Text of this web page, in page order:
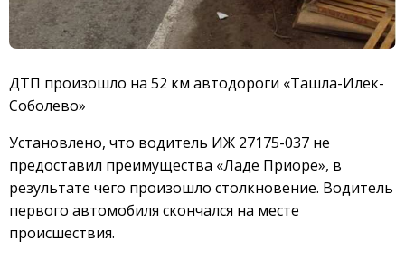
ДТП произошло на 52 км автодороги «Ташла-Илек-
Соболево»
Установлено, что водитель ИЖ 27175-037 не
предоставил преимущества «Ладе Приоре», в
результате чего произошло столкновение. Водитель
первого автомобиля скончался на месте
происшествия.